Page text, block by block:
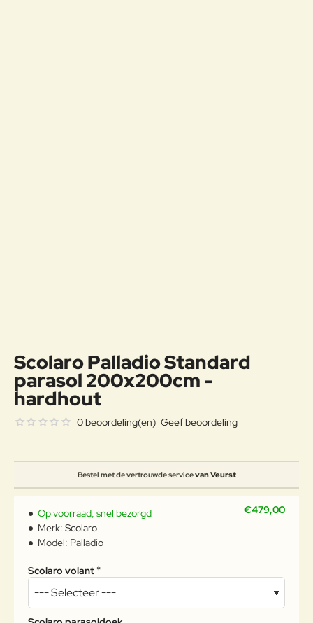
Scolaro Palladio Standard
parasol 200x200cm -
hardhout
Bestel met de vertrouwde servicevan Veurst
0 beoordeling(en) Geef beoordeling
€479,00
Op voorraad, snel bezorgd
Merk: Scolaro
Model: Palladio
Scolaro volant